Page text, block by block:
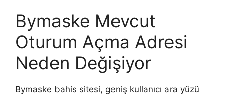
Bymaske Mevcut
Oturum Açma Adresi
Neden Değişiyor
Bymaske bahis sitesi, geniş kullanıcı ara yüzü